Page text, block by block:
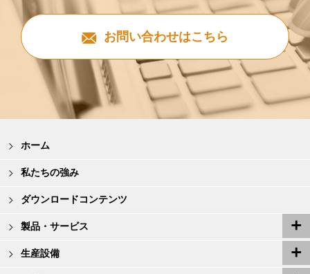
お問い合わせはこちら
ホーム
私たちの強み
ダウンロードコンテンツ
製品・サービス
生産設備